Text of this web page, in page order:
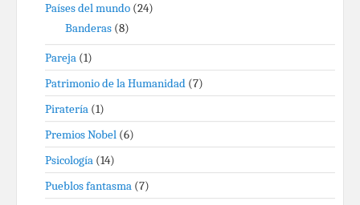
Países del mundo (24)
Banderas (8)
Pareja (1)
Patrimonio de la Humanidad (7)
Piratería (1)
Premios Nobel (6)
Psicología (14)
Pueblos fantasma (7)